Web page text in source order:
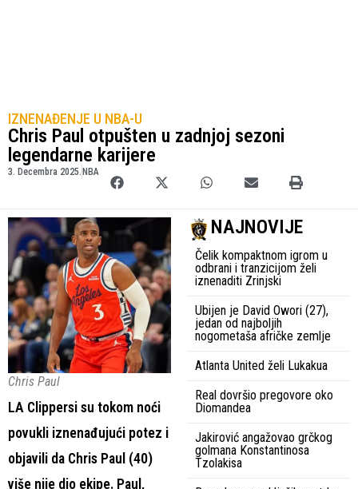
IZNENAĐENJE U NBA-U
Chris Paul otpušten u zadnjoj sezoni
legendarne karijere
3. Decembra 2025. NBA
Chris Paul
LA Clippersi su tokom noći
povukli iznenađujući potez i
objavili da Chris Paul (40)
više nije dio ekipe. Paul,
NAJNOVIJE
Čelik kompaktnom igrom u
odbrani i tranzicijom želi
iznenaditi Zrinjski
Ubijen je David Owori (27),
jedan od najboljih
nogometaša afričke zemlje
Atlanta United želi Lukakua
Real dovršio pregovore oko
Diomandea
Jakirović angažovao grčkog
golmana Konstantinosa
Tzolakisa